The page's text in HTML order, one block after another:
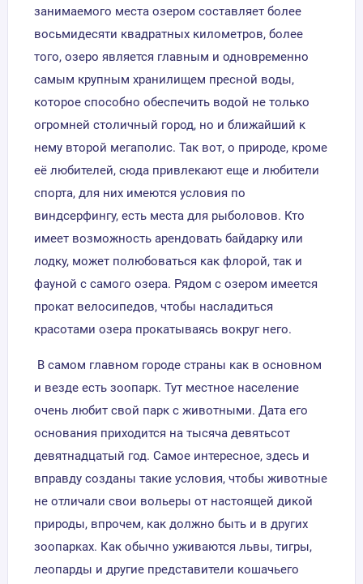
занимаемого места озером составляет более
восьмидесяти квадратных километров, более
того, озеро является главным и одновременно
самым крупным хранилищем пресной воды,
которое способно обеспечить водой не только
огромней столичный город, но и ближайший к
нему второй мегаполис. Так вот, о природе, кроме
её любителей, сюда привлекают еще и любители
спорта, для них имеются условия по
виндсерфингу, есть места для рыболовов. Кто
имеет возможность арендовать байдарку или
лодку, может полюбоваться как флорой, так и
фауной с самого озера. Рядом с озером имеется
прокат велосипедов, чтобы насладиться
красотами озера прокатываясь вокруг него.
В самом главном городе страны как в основном
и везде есть зоопарк. Тут местное население
очень любит свой парк с животными. Дата его
основания приходится на тысяча девятьсот
девятнадцатый год. Самое интересное, здесь и
вправду созданы такие условия, чтобы животные
не отличали свои вольеры от настоящей дикой
природы, впрочем, как должно быть и в других
зоопарках. Как обычно уживаются львы, тигры,
леопарды и другие представители кошачьего